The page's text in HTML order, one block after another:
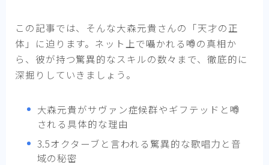
この記事では、そんな大森元貴さんの「天才の正
体」に迫ります。ネット上で囁かれる噂の真相か
ら、彼が持つ驚異的なスキルの数々まで、徹底的に
深掘りしていきましょう。
大森元貴がサヴァン症候群やギフテッドと噂
される具体的な理由
3.5オクターブと言われる驚異的な歌唱力と音
域の秘密